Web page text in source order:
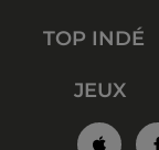
TOP INDÉ
JEUX